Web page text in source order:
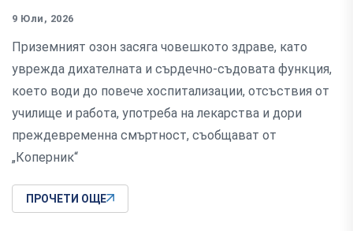
9 Юли, 2026
Приземният озон засяга човешкото здраве, като
уврежда дихателната и сърдечно-съдовата функция,
което води до повече хоспитализации, отсъствия от
училище и работа, употреба на лекарства и дори
преждевременна смъртност, съобщават от
„Коперник“
ПРОЧЕТИ ОЩЕ